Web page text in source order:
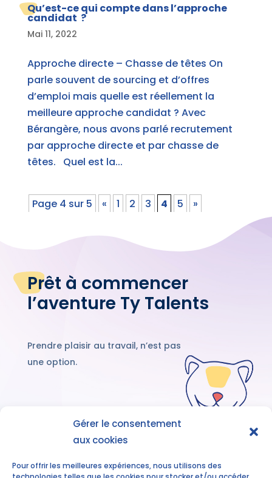
Gérer le consentement
aux cookies
Pour offrir les meilleures expériences, nous utilisons des
Qu’est-ce qui compte dans l’approche
candidat ?
Mai 11, 2022
Approche directe – Chasse de têtes On
parle souvent de sourcing et d’offres
d’emploi mais quelle est réellement la
meilleure approche candidat ? Avec
Bérangère, nous avons parlé recrutement
par approche directe et par chasse de
têtes. Quel est la...
Page 4 sur 5 « 1 2 3 4 5 »
Prêt à commencer
l’aventure Ty Talents
Prendre plaisir au travail, n’est pas
une option.
Découvrez nos
accompagnements